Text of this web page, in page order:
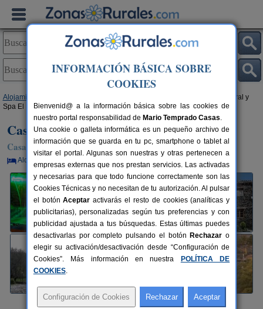
Alojamientos
> Casa Rural y
Spa El Huerto del Abuelo
Casa Rural y Spa El Huerto del Abuelo
Casa Rural en Almiruete (Guadalajara)
Alquiler por habitaciones 14 plazas 55 km de Guadalajara
INFORMACIÓN BÁSICA SOBRE
COOKIES
Bienvenid@ a la información básica sobre las cookies de
nuestro portal responsabilidad de Mario Temprado Casas.
Una cookie o galleta informática es un pequeño archivo de
información que se guarda en tu pc, smartphone o tablet al
visitar el portal. Algunas son nuestras y otras pertenecen a
empresas externas que nos prestan servicios. Las activadas
y necesarias para que todo funcione correctamente son las
Cookies Técnicas y no necesitan de tu autorización. Al pulsar
el botónAceptar activarás el resto de cookies (analíticas y
publicitarias), personalizadas según tus preferencias y con
publicidad ajustada a tus búsquedas. Estas últimas puedes
desactivarlas por completo pulsando el botón Rechazar o
elegir su activación/desactivación desde “Configuración de
Cookies”. Más información en nuestra
POLÍTICA DE
COOKIES.